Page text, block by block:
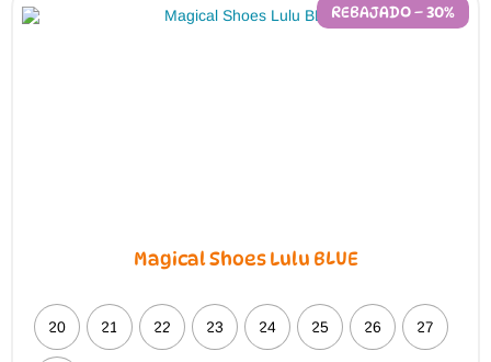
REBAJADO – 30%
Magical Shoes Lulu BLUE
20 21 22 23 24 25 26 27